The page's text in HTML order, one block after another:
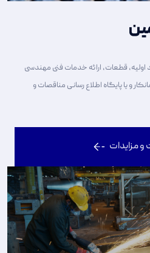
اولیه، قطعات، ارائه خدمات فنی مهندسی
و یا پایگاه اطلاع رسانی مناقصات و
و مزایدات